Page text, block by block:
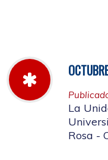
La
Rosa -